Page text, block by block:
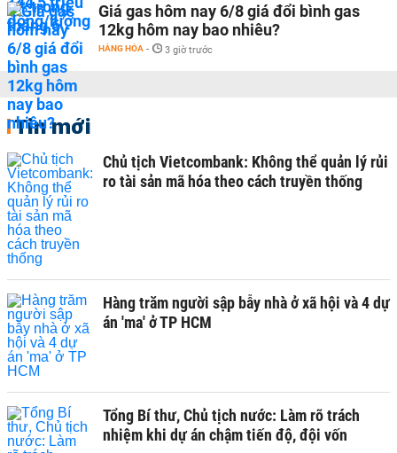
Giá gas hôm nay 6/8 giá đổi bình gas
12kg hôm nay bao nhiêu?
HÀNG HÓA - 3 giờ trước
Tin mới
Chủ tịch Vietcombank: Không thể quản lý rủi
ro tài sản mã hóa theo cách truyền thống
Hàng trăm người sập bẫy nhà ở xã hội và 4 dự
án 'ma' ở TP HCM
Tổng Bí thư, Chủ tịch nước: Làm rõ trách
nhiệm khi dự án chậm tiến độ, đội vốn